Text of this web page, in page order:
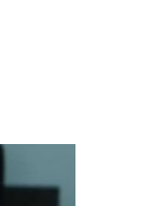
Культура и общество